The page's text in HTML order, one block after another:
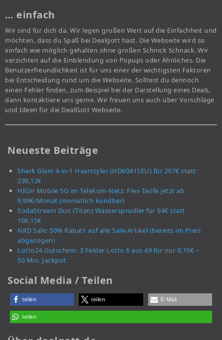
… einfach
Wir sind für dich da. Wir legen großen Wert auf die Einfachheit und
möchten, dass du Spaß bei Dealgott hast. Die Webseite wird so
einfach wie möglich gehalten ohne großen Schnick Schnack. Wir
verzichten auf die Einblendung von Popups oder Ähnliches. Die
Benutzerfreundlichkeit ist für uns einer der wichtigsten Faktoren
bei Entscheidung rund um die Webseite. Solltest du dennoch
einen Fehler finden, zum Beispiel bei der Darstellung eines Deals,
dann kontaktiere uns gerne. Wir freuen uns auch über Vorschläge
und Ideen für die DealGott Webseite.
Neueste Beiträge
Shark Glam 4-in-1 Haarstyler (HD6041SEU) für 207€ statt
239,12€
HIGH Mobile 5G im Telekom-Netz: Flex-Tarife jetzt ab
9,99€/Monat (monatlich kündbar)
SodaStream Duo (Titan) Wassersprudler für 94€ statt
106,15€
NKD Sale: 50% Rabatt auf alle Sale-Artikel (bereits im Preis
abgezogen)
Lotto24 Gutschein: 3 Felder Lotto 6 aus 49 für nur 0,10€ –
50 Mio. Jackpot
Social Media / Teilen
teilen teilen E-Mail
teilen